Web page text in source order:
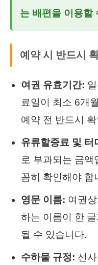
는 배편을 이용할
예약 시 반드시
여권 유효기간:
료일이 최소 6개
예약 전 반드시
유류할증료 및 터
로 부과되는 금
꼼히 확인해야 합
영문 이름: 여권
하는 이름이 한
될 수 있습니다.
수하물 규정: 선